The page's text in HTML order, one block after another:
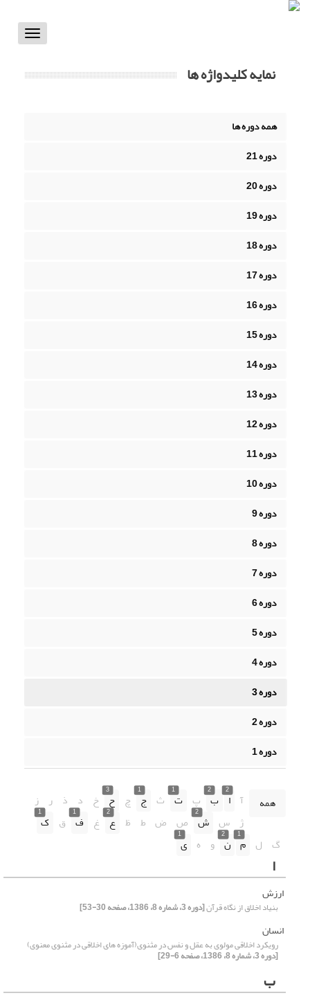
Toggle
نمایه کلیدواژه ها
همه دوره ها
دوره 21
دوره 20
دوره 19
دوره 18
دوره 17
دوره 16
دوره 15
دوره 14
دوره 13
دوره 12
دوره 11
دوره 10
دوره 9
دوره 8
دوره 7
دوره 6
دوره 5
دوره 4
دوره 3
دوره 2
دوره 1
همه آ
2
ا
2
ب پ
1
ت ث
1
ج چ
3
ح خ د ذ ر ز
ژ س
2
ش ص ض ط ظ
2
ع غ
1
ف ق
1
ک
گ ل
1
م
2
ن و ه
1
ی
ا
ارزش
بنیاد اخلاق از نگاه قرآن‏[دوره 3، شماره 8، 1386، صفحه 30-53]
انسان
رویکرد اخلاقی مولوی به عقل و نفس در مثنوی(آموزه های اخلاقی در مثنوی معنوی)
[دوره 3، شماره 8، 1386، صفحه 6-29]
ب